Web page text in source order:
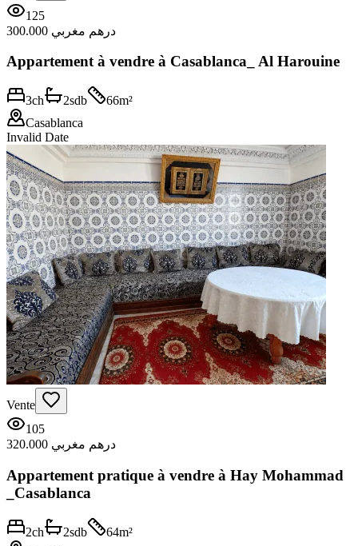
125
300.000 درهم مغربي
Appartement à vendre à Casablanca_ Al Harouine
3ch 2sdb 66m²
Casablanca
Invalid Date
Vente
105
320.000 درهم مغربي
Appartement pratique à vendre à Hay Mohammad
_Casablanca
2ch 2sdb 64m²